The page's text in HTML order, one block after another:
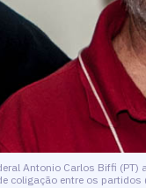
Antonio Carlos Biffi (PT)
coligação entre os partidos